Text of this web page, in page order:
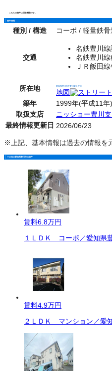
こちらの物件は現在満室です。
物件情報
種別 / 構造 コーポ / 軽量鉄
交通
名鉄豊川
名鉄豊川
ＪＲ飯田
所在地 愛知県豊川市中野川町１丁目
地図
築年
1999年(平成11年
取扱支店
ニッショー豊川
最終情報更新日 2026/06/23
※上記、基本情報は過去の情報を
その他の愛知県豊川市の物件
賃料6.8万円
１ＬＤＫ コーポ／愛知県
賃料4.9万円
２ＬＤＫ マンション／愛